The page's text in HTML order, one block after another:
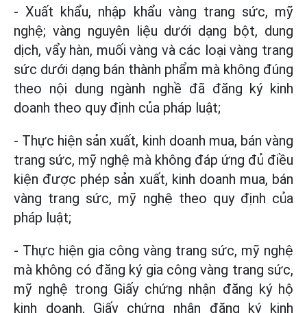
- Xuất khẩu, nhập khẩu vàng trang sức, mỹ
nghệ; vàng nguyên liệu dưới dạng bột, dung
dịch, vẩy hàn, muối vàng và các loại vàng trang
sức dưới dạng bán thành phẩm mà không đúng
theo nội dung ngành nghề đã đăng ký kinh
doanh theo quy định của pháp luật;
- Thực hiện sản xuất, kinh doanh mua, bán vàng
trang sức, mỹ nghệ mà không đáp ứng đủ điều
kiện được phép sản xuất, kinh doanh mua, bán
vàng trang sức, mỹ nghệ theo quy định của
pháp luật;
- Thực hiện gia công vàng trang sức, mỹ nghệ
mà không có đăng ký gia công vàng trang sức,
mỹ nghệ trong Giấy chứng nhận đăng ký hộ
kinh doanh, Giấy chứng nhận đăng ký kinh